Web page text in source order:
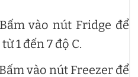
vào nút Fridge để
1 đến 7 độ C.
vào nút Freezer để